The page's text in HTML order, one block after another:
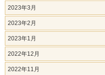
2023年3月
2023年2月
2023年1月
2022年12月
2022年11月